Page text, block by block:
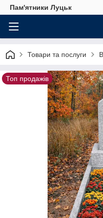
Пам'ятники Луцьк
Товари та послуги
Топ продажів